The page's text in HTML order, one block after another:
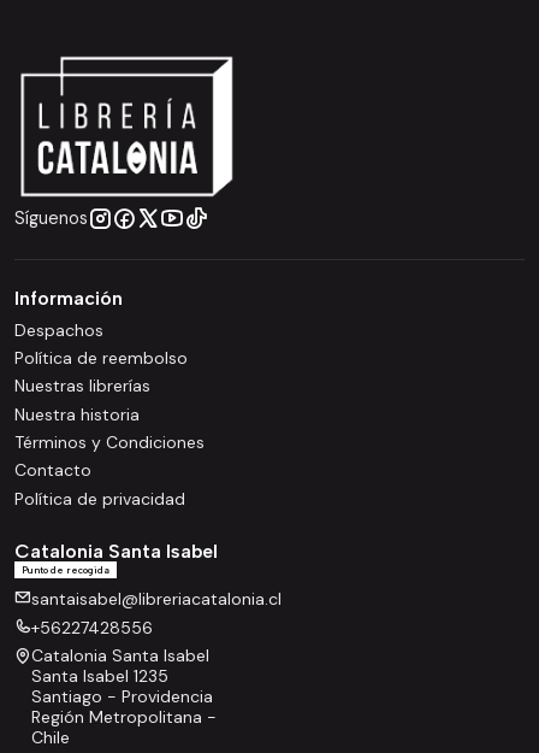
Síguenos
Información
Despachos
Política de reembolso
Nuestras librerías
Nuestra historia
Términos y Condiciones
Contacto
Política de privacidad
Catalonia Santa Isabel
Punto de recogida
santaisabel@libreriacatalonia.cl
+56227428556
Catalonia Santa Isabel
Santa Isabel 1235
Santiago - Providencia
Región Metropolitana -
Chile